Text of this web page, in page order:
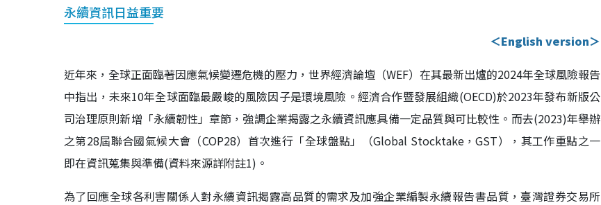
永續資訊日益重要
＜English version＞
近年來，全球正面臨著因應氣候變遷危機的壓力，世界經濟論壇（WEF）在其最新出爐的2024年全球風險報告
中指出，未來10年全球面臨最嚴峻的風險因子是環境風險。經濟合作暨發展組織(OECD)於2023年發布新版公
司治理原則新增「永續韌性」章節，強調企業揭露之永續資訊應具備一定品質與可比較性。而去(2023)年舉辦
之第28屆聯合國氣候大會（COP28）首次進行「全球盤點」（Global Stocktake，GST），其工作重點之一
即在資訊蒐集與準備(資料來源詳附註1)。
為了回應全球各利害關係人對永續資訊揭露高品質的需求及加強企業編製永續報告書品質，臺灣證券交易所